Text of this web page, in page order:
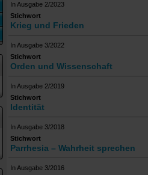
In Ausgabe 2/2023
Stichwort
Krieg und Frieden
In Ausgabe 3/2022
Stichwort
Orden und Wissenschaft
In Ausgabe 2/2019
Stichwort
Identität
In Ausgabe 3/2018
Stichwort
Parrhesia – Wahrheit sprechen
In Ausgabe 3/2016